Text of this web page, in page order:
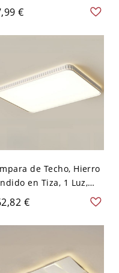
Tiza 1 Luz, Pantalla
Acrílico, LED
110V-120V,
€
de Techo, Hierro
en Tiza, 1 Luz,
Acrílica, LED
Moderno,
120V, Tres Niveles
€